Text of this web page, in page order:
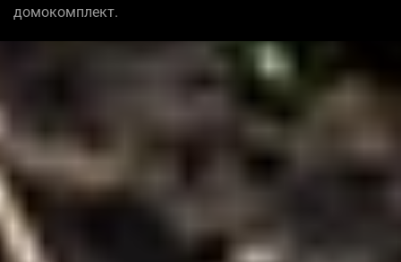
домокомплект.